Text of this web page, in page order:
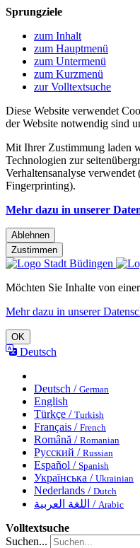
Sprungziele
zum Inhalt
zum Hauptmenü
zum Untermenü
zum Kurzmenü
zur Volltextsuche
Diese Website verwendet
der Website notwendig sind
Mit Ihrer Zustimmung laden
Technologien zur
Verhaltensanalyse
Fingerprinting).
Mehr dazu in unserer
Ablehnen
Zustimmen
Möchten Sie Inhalte von
Mehr dazu in unserer
OK
Deutsch
Deutsch / German
English
Türkçe / Turkish
Français / French
Română / Romanian
Русский / Russian
Español / Spanish
Українська / Ukrainian
Nederlands / Dutch
اللغة العربية / Arabic
Volltextsuche
Suchen...